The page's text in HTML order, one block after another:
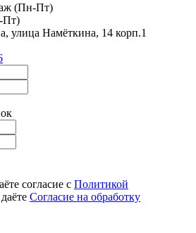
(Пн-Пт)
Пт)
улица Намёткина, 14 корп.1
согласие с Политикой
Согласие на обработку